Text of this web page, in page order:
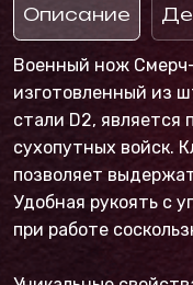
Описание
Военный нож
изготовленный из
стали D2, является
сухопутных войск.
позволяет
Удобная рукоять с
при работе